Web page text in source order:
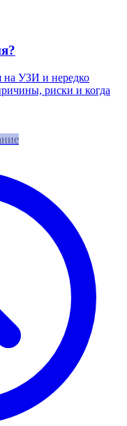
на УЗИ и нередко
риски и когда